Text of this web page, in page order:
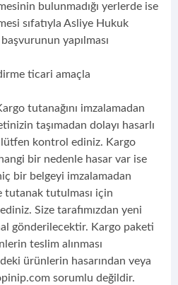
bulunmadığı yerlerde ise
sıfatıyla Asliye Hukuk
yapılması
ticari amaçla
tutanağını imzalamadan
taşımadan dolayı hasarlı
lütfen kontrol ediniz. Kargo
bir nedenle hasar var ise
bir belgeyi imzalamadan
tutanak tutulması için
Size tarafımızdan yeni
gönderilecektir. Kargo paketi
teslim alınması
ürünlerin hasarından veya
sorumlu değildir.